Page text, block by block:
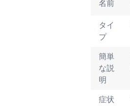
名前
タイ
プ
簡単
な説
明
症状